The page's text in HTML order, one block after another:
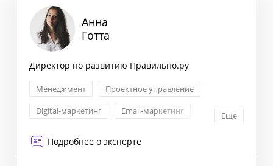
Анна
Готта
Директор по развитию Правильно.ру
Менеджмент
Проектное управление
Digital-маркетинг
Email-маркетинг Еще
Подробнее о эксперте